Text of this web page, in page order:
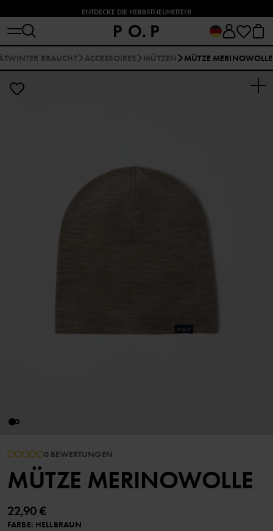
ENTDECKE DIE HERBSTNEUHEITEN!
BRAUCHT ACCESSOIRES MÜTZEN MÜTZE MERINOWOLLE
0 BEWERTUNGEN
MÜTZE MERINOWOLLE
22,90 €
FARBE: HELLBRAUN